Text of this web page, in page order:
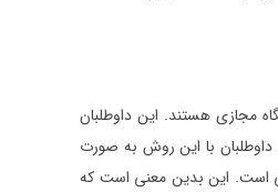
مجازی هستند. این داوطلبان
با این روش به صورت
است. این بدین معنی است که